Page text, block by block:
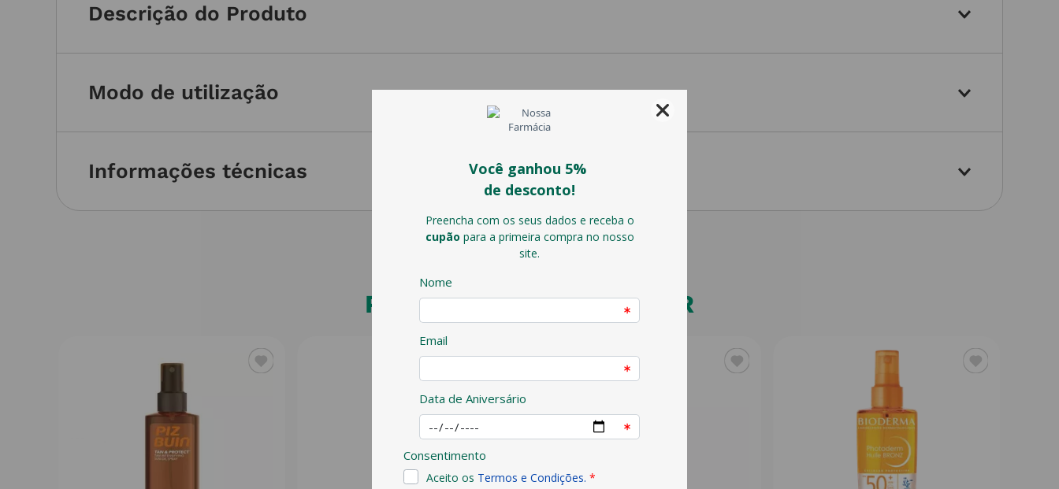
Descrição do Produto
Modo de utilização
Informações técnicas
PODERÁ TAMBÉM GOSTAR